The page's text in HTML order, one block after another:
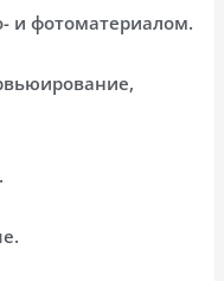
и фотоматериалом.